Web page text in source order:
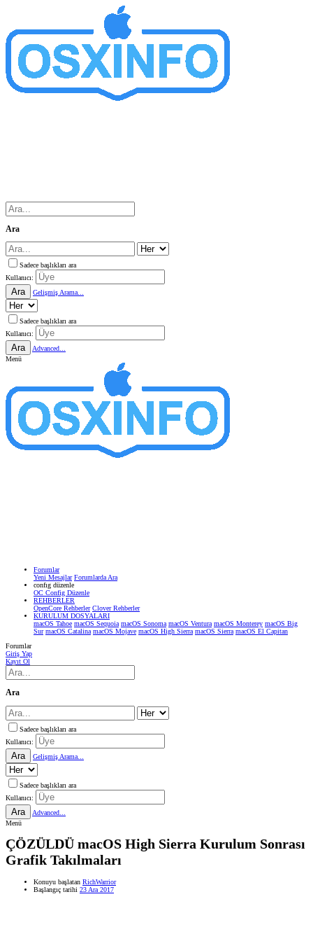
Ara
Sadece başlıkları ara
Kullanıcı:
Ara Gelişmiş Arama...
Sadece başlıkları ara
Kullanıcı:
Ara
Advanced...
Menü
Forumlar
Yeni Mesajlar Forumlarda Ara
confıg düzenle
OC Config Düzenle
REHBERLER
OpenCore Rehberler Clover Rehberler
KURULUM DOSYALARI
macOS Tahoe macOS Sequoia macOS Sonoma macOS Ventura macOS Monterey macOS Big
Sur macOS Catalina macOS Mojave macOS High Sierra macOS Sierra macOS El Capitan
Forumlar
Giriş Yap
Kayıt Ol
Ara
Sadece başlıkları ara
Kullanıcı:
Ara Gelişmiş Arama...
Sadece başlıkları ara
Kullanıcı:
Ara
Advanced...
Menü
ÇÖZÜLDÜ macOS High Sierra Kurulum Sonrası
Grafik Takılmaları
Konuyu başlatan RichWarrior
Başlangıç tarihi 23 Ara 2017